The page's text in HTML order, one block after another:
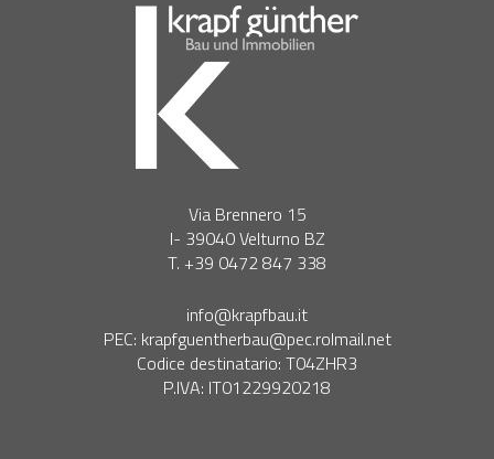
Via Brennero 15
I- 39040 Velturno BZ
T. +39 0472 847 338
info@krapfbau.it
PEC: krapfguentherbau@pec.rolmail.net
Codice destinatario: T04ZHR3
P.IVA: IT01229920218